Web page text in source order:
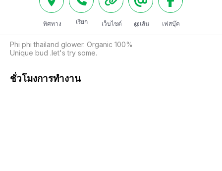
ทิศทาง เรียก เว็บไซต์ @เส้น เฟสบุ๊ค
Phi phi thailand glower. Organic 100%
Unique bud .let's try some.
ชั่วโมงการทำงาน